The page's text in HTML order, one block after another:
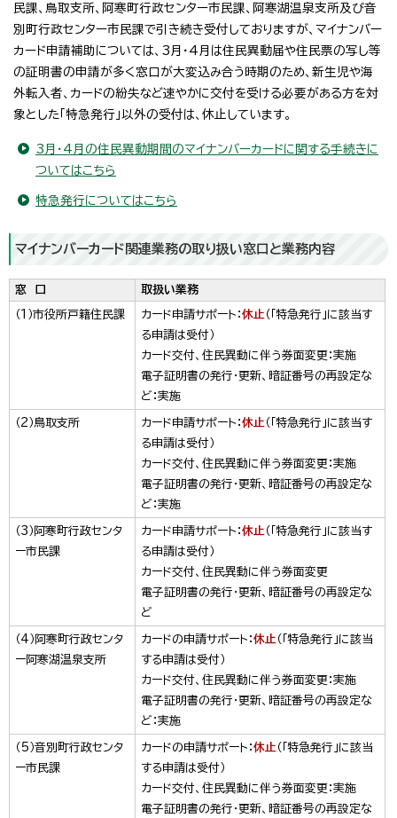
民課、鳥取支所、阿寒町行政センター市民課、阿寒湖温泉支所及び音
別町行政センター市民課で引き続き受付しておりますが、マイナンバー
カード申請補助については、3月・4月は住民異動届や住民票の写し等
の証明書の申請が多く窓口が大変込み合う時期のため、新生児や海
外転入者、カードの紛失など速やかに交付を受ける必要がある方を対
象とした「特急発行」以外の受付は、休止しています。
3月・4月の住民異動期間のマイナンバーカードに関する手続きに
ついてはこちら
特急発行についてはこちら
マイナンバーカード関連業務の取り扱い窓口と業務内容
窓 口 取扱い業務
（1）市役所戸籍住民課 カード申請サポート：休止 （「特急発行」に該当す
る申請は受付）
カード交付、住民異動に伴う券面変更：実施
電子証明書の発行・更新、暗証番号の再設定な
ど：実施
（2）鳥取支所 カード申請サポート：休止 （「特急発行」に該当す
る申請は受付）
カード交付、住民異動に伴う券面変更：実施
電子証明書の発行・更新、暗証番号の再設定な
ど：実施
（3）阿寒町行政センタ
ー市民課
カード申請サポート：休止 （「特急発行」に該当す
る申請は受付）
カード交付、住民異動に伴う券面変更
電子証明書の発行・更新、暗証番号の再設定な
ど
（4）阿寒町行政センタ
ー阿寒湖温泉支所
カードの申請サポート：休止 （「特急発行」に該当
する申請は受付）
カード交付、住民異動に伴う券面変更：実施
電子証明書の発行・更新、暗証番号の再設定な
ど：実施
（5）音別町行政センタ
ー市民課
カードの申請サポート：休止 （「特急発行」に該当
する申請は受付）
カード交付、住民異動に伴う券面変更：実施
電子証明書の発行・更新、暗証番号の再設定な